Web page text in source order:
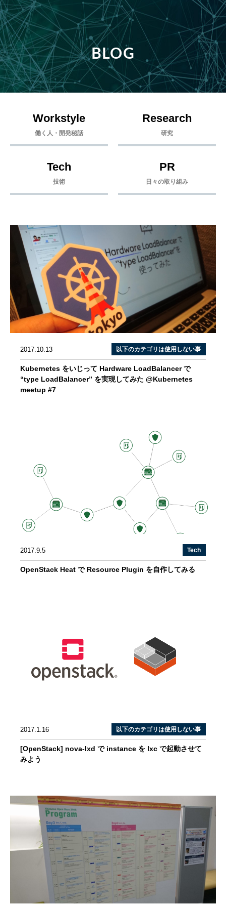
BLOG
Workstyle
働く人・開発秘話
Research
研究
Tech
技術
PR
日々の取り組み
2017.10.13 以下のカテゴリは使用しない事
Kubernetes をいじって Hardware LoadBalancer で
“type LoadBalancer” を実現してみた @Kubernetes
meetup #7
2017.9.5 Tech
OpenStack Heat で Resource Plugin を自作してみる
2017.1.16 以下のカテゴリは使用しない事
[OpenStack] nova-lxd で instance を lxc で起動させて
みよう